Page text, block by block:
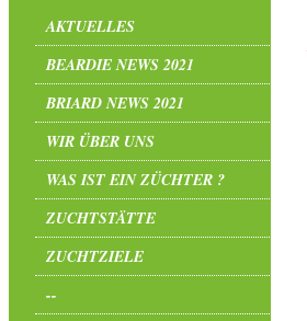
AKTUELLES
BEARDIE NEWS 2021
BRIARD NEWS 2021
WIR ÜBER UNS
WAS IST EIN ZÜCHTER ?
ZUCHTSTÄTTE
ZUCHTZIELE
--